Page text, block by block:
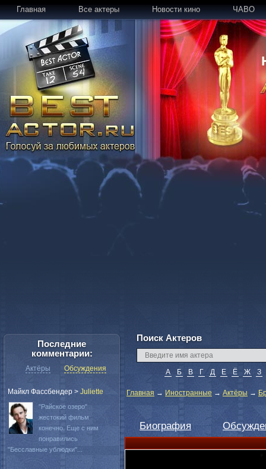
Главная Все актеры Новости кино ЧАВО
Поиск Актеров
А Б В Г Д Е Ё Ж З
Главная → Иностранные → Актёры →
Биография
Последние
комментарии:
Актёры Обсуждения
Майкл Фассбендер > Juliette
"Райское озеро"
жестокий фильм
конечно. Еще с ним
понравились
"Бесславные ублюдки"...